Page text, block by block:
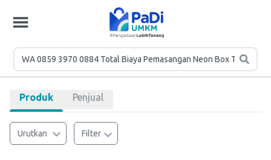
Produk Penjual
Urutkan Filter